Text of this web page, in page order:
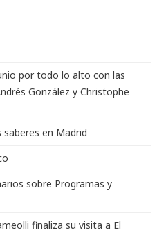
por todo lo alto con las
González y Christophe
en Madrid
sobre Programas y
finaliza su visita a El